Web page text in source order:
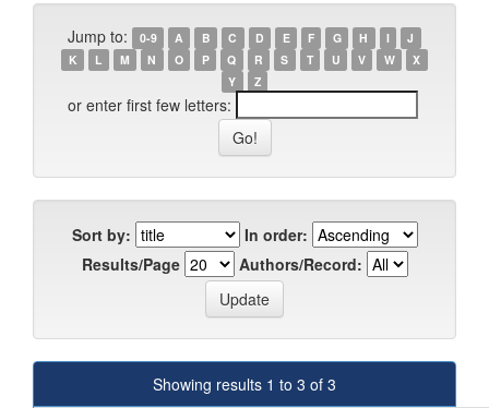
Jump to: 0-9 A B C D E F G H I
J
K
L M N O P Q R S T U V W
X
Y
Z
or enter first few letters:
Sort by:
In order:
Results/Page
Authors/Record:
Showing results 1 to 3 of 3